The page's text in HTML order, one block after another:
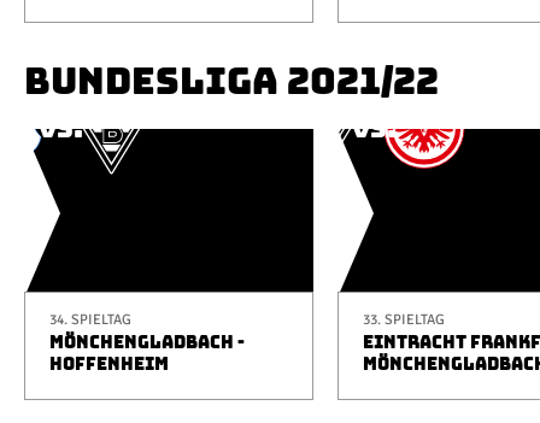
BUNDESLIGA 2021/22
34. SPIELTAG
MÖNCHENGLADBACH -
HOFFENHEIM
33. SPIELTAG
EINTRACHT